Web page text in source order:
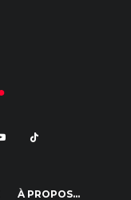
À PROPOS…